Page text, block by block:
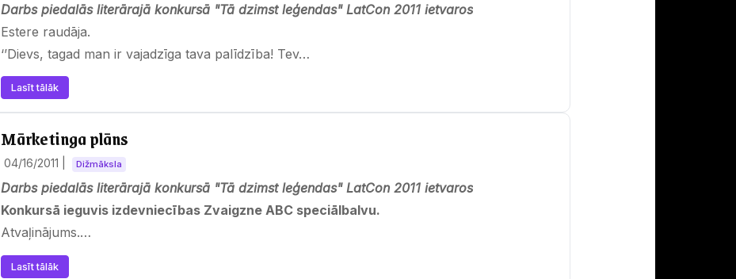
Darbs piedalās literārajā konkursā "Tā dzimst leģendas" LatCon 2011 ietvaros
Estere raudāja.
‘’Dievs, tagad man ir vajadzīga tava palīdzība! Tev…
Lasīt tālāk
Mārketinga plāns
04/16/2011 Dižmāksla
Darbs piedalās literārajā konkursā "Tā dzimst leģendas" LatCon 2011 ietvaros
Konkursā ieguvis izdevniecības Zvaigzne ABC speciālbalvu.
Atvaļinājums.…
Lasīt tālāk